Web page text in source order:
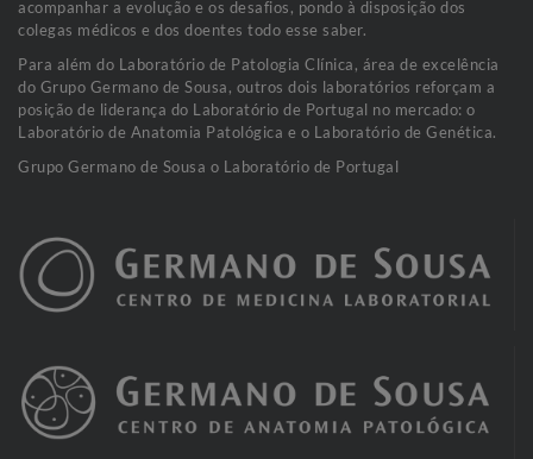
acompanhar a evolução e os desafios, pondo à disposição dos
colegas médicos e dos doentes todo esse saber.
Para além do Laboratório de Patologia Clínica, área de excelência
do Grupo Germano de Sousa, outros dois laboratórios reforçam a
posição de liderança do Laboratório de Portugal no mercado: o
Laboratório de Anatomia Patológica e o Laboratório de Genética.
Grupo Germano de Sousa o Laboratório de Portugal